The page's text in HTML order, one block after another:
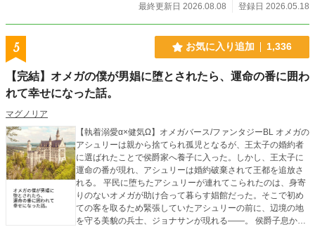
最終更新日 2026.08.08
登録日 2026.05.18
5 お気に入り追加 1,336
【完結】オメガの僕が男娼に堕とされたら、運命の番に囲わ
れて幸せになった話。
マグノリア
【執着溺愛α×健気Ω】オメガバース/ファンタジーBL オメガの
アシュリーは親から捨てられ孤児となるが、王太子の婚約者
に選ばれたことで侯爵家へ養子に入った。しかし、王太子に
運命の番が現れ、アシュリーは婚約破棄されて王都を追放さ
れる。 平民に堕ちたアシュリーが連れてこられたのは、身寄
りのないオメガが助け合って暮らす娼館だった。そこで初め
ての客を取るため緊張していたアシュリーの前に、辺境の地
を守る美貌の兵士、ジョナサンが現れる――。 侯爵子息から